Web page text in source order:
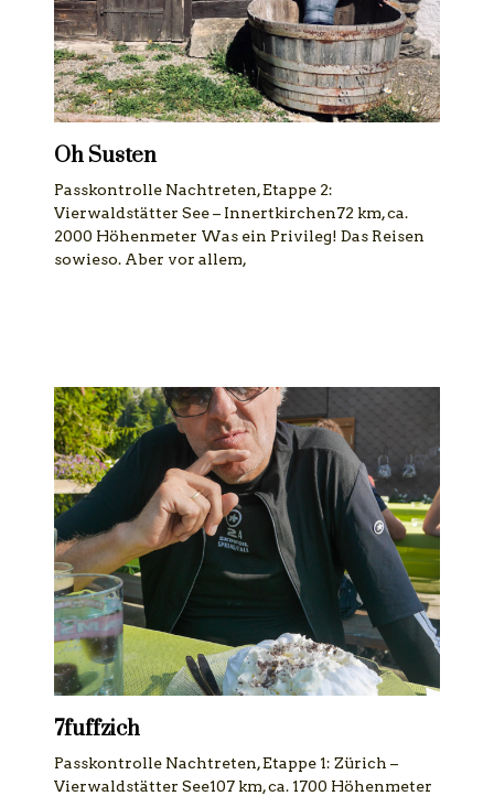
Oh Susten
Passkontrolle Nachtreten, Etappe 2:
Vierwaldstätter See – Innertkirchen72 km, ca.
2000 Höhenmeter Was ein Privileg! Das Reisen
sowieso. Aber vor allem,
7fuffzich
Passkontrolle Nachtreten, Etappe 1: Zürich –
Vierwaldstätter See107 km, ca. 1700 Höhenmeter